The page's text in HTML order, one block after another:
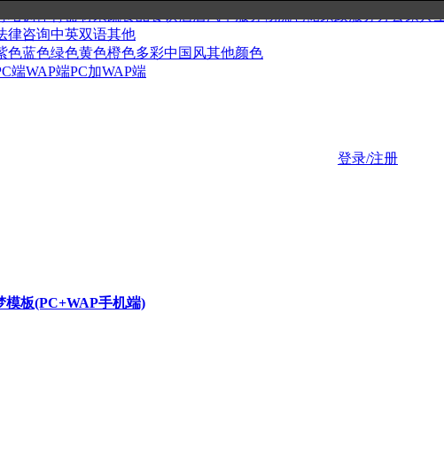
登录/注册
律咨询中英双语其他
色蓝色绿色黄色橙色多彩中国风其他颜色
端WAP端PC加WAP端
模板(PC+WAP手机端)